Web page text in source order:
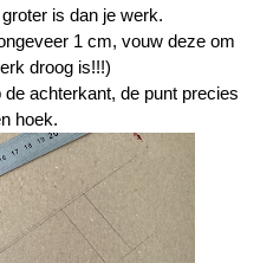
is dan je werk.
1 cm, vouw deze om
droog is!!!)
achterkant, de punt precies
hoek.